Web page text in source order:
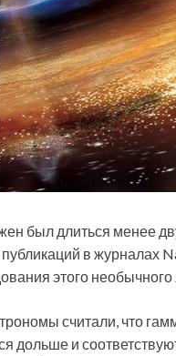
был длиться менее
в журналах
этого необычного
считали, что
дольше и